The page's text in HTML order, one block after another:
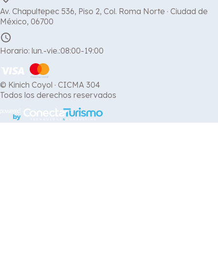
Av. Chapultepec 536, Piso 2, Col. Roma Norte · Ciudad de
México, 06700
schedule
Horario: lun.-vie.:08:00-19:00
© Kinich Coyol · CICMA 304
Todos los derechos reservados